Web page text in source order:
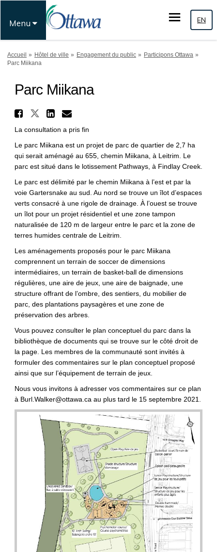
Menu EN
Vous êtes ici:
Accueil Hôtel de ville Engagement du public
Participons Ottawa
Parc Miikana
Parc Miikana
Partager Parc Miikana sur
Partager Parc Miikana sur
Partager Parc Miikana
Courriel Parc Miikana
La consultation a pris fin
Le parc Miikana est un projet de parc de quartier de 2,7 ha
qui serait aménagé au 655, chemin Miikana, à Leitrim. Le
parc est situé dans le lotissement Pathways, à Findlay Creek.
Le parc est délimité par le chemin Miikana à l’est et par la
voie Gartersnake au sud. Au nord se trouve un îlot d’espaces
verts consacré à une rigole de drainage. À l’ouest se trouve
un îlot pour un projet résidentiel et une zone tampon
naturalisée de 120 m de largeur entre le parc et la zone de
terres humides centrale de Leitrim.
Les aménagements proposés pour le parc Miikana
comprennent un terrain de soccer de dimensions
intermédiaires, un terrain de basket-ball de dimensions
régulières, une aire de jeux, une aire de baignade, une
structure offrant de l’ombre, des sentiers, du mobilier de
parc, des plantations paysagères et une zone de
préservation des arbres.
Vous pouvez consulter le plan conceptuel du parc dans la
bibliothèque de documents qui se trouve sur le côté droit de
la page. Les membres de la communauté sont invités à
formuler des commentaires sur le plan conceptuel proposé
ainsi que sur l’équipement de terrain de jeux.
Nous vous invitons à adresser vos commentaires sur ce plan
à Burl.Walker@ottawa.ca au plus tard le 15 septembre 2021.